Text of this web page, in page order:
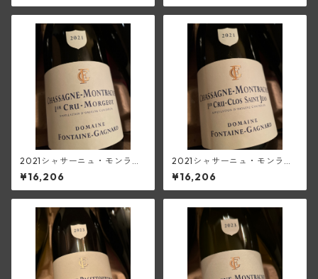
2021シャサーニュ・モンラッ
シェ1級モルジュ・ルージュ(フ
ォンテーヌ・ガニャール)
¥16,206
2021シャサーニュ・モンラッ
シェ1級クロ・サン・ジャン(フ
ォンテーヌ・ガニャール)
¥16,206